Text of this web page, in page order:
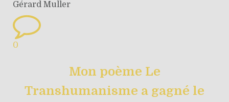
Gérard Muller
0
Mon poème Le
Transhumanisme a gagné le